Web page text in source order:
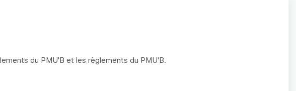
du PMU'B et les règlements du PMU'B.